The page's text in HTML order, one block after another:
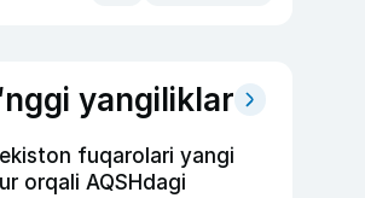
yangiliklar
fuqarolari yangi
orqali AQSHdagi